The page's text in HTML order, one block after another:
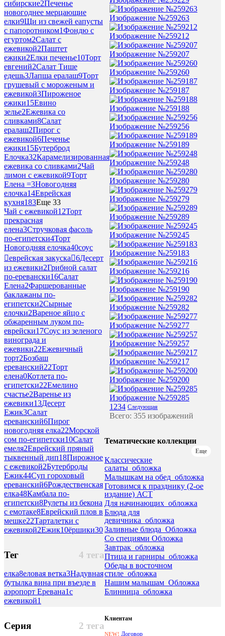
сибирские2Печенье
новогоднее мерцающие
елки9Щи из свежей еапусты
с папоротником1Фондю с
егуртом2Салат с
ежевикой2Паштет
ежики2Елки печенье10Торт
евгений2Салат Тише
едешь3Лапша ералаш9Торт
грушевый с мороженым и
ежевикой3Пироженое
ежики15Евино
зелье2Ежевика со
сливками8Салат
ералаш2Пирог с
ежевикой6Печенье
ежики15Бутерброд
Елочка32Карамелизированная
ежевика со сливками2Чай
лимон с ежевикой9Торт
Елена =3Новогодняя
елочка14Еврейская
кухня183Еще 33
Чай с ежевикой12Торт
прекрасная
елена3Стручковая фасоль
по-египетски4Торт
Новогодняя елочка40соус
еврейская закуска6Десерт
из ежевики2Грибной салат
по-еревански16Салат
Елена2Фаршерованные
баклажаны по-
египетски2Сырные
елочки2Вареное яйцо с
обжаренным луком по-
еврейски17Соус из зеленого
винограда и
ежевики22Ежевичный
торт2Бозбаш
ереванский22Торт
елена0Котлета по-
египетски22Емелино
счастье2Варенье из
ежевики13Десерт
Ежик3Салат
ереванский6Пирог
новогодняя елка22Морской
сом по-египетски10Салат
емеля2Еврейский пряный
тыквенный дип18Пирожное
с ежевикой2Бутерброды
Ежик44Суп гороховый
ереванский6Рождественская
елка48Камбала по-
египетски8Рулеты из бекона
с емотаке8Еврейский плов в
мешке22Тарталетки с
ежевикой2Ежик10ёршики30
4 тега
Тег
елка8еловая ветка3Надувная
бутылка вина при въезде в
аэропорт Еревана1с
ежевикой1
2 тега
Серия
Изображение №259263
Изображение №259212
Изображение №259207
Изображение №259260
Изображение №259187
Изображение №259188
Изображение №259256
Изображение №259189
Изображение №259248
Изображение №259280
Изображение №259279
Изображение №259289
Изображение №259245
Изображение №259183
Изображение №259216
Изображение №259190
Изображение №259282
Изображение №259277
Изображение №259257
Изображение №259217
Изображение №259200
Изображение №259285
1 234 Следующая
Всего: 355 изображений
Тематические коллекции
Еще
Классические
салаты_обложка
Малышкам на обед_обложка
Готовимся к празднику (2-ое
издание) АСТ
Для начинающих_обложка
Блюда для
девичника_обложка
Заливные блюда_Обложка
Со специями Обложка
Завтрак_обложка
Птица и гарниры_обложка
Обеды в восточном
стиле_обложка
Нашим малышам_Обложка
Блинница_обложка
Клиентам
NEW! Договор